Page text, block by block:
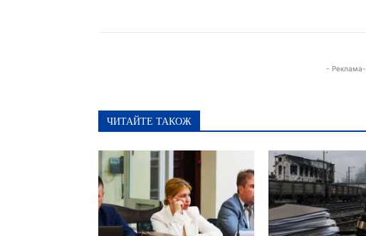
- Реклама-
ЧИТАЙТЕ ТАКОЖ